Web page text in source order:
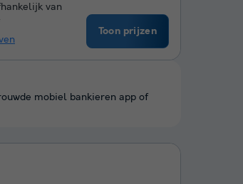
van
Toon prijzen
mobiel bankieren app of